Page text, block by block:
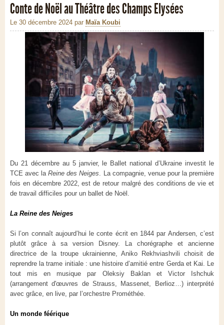
Conte de Noël au Théâtre des Champs Elysées
Le 30 décembre 2024 par Maïa Koubi
Du 21 décembre au 5 janvier, le Ballet national d’Ukraine investit le
TCE avec laReine des Neiges. La compagnie, venue pour la première
fois en décembre 2022, est de retour malgré des conditions de vie et
de travail difficiles pour un ballet de Noël.
La Reine des Neiges
Si l’on connaît aujourd’hui le conte écrit en 1844 par Andersen, c’est
plutôt grâce à sa version Disney. La chorégraphe et ancienne
directrice de la troupe ukrainienne, Aniko Rekhviashvili choisit de
reprendre la trame initiale : une histoire d’amitié entre Gerda et Kai. Le
tout mis en musique par Oleksiy Baklan et Victor Ishchuk
(arrangement d'œuvres de Strauss, Massenet, Berlioz…) interprété
avec grâce, en live, par l’orchestre Prométhée.
Un monde féérique